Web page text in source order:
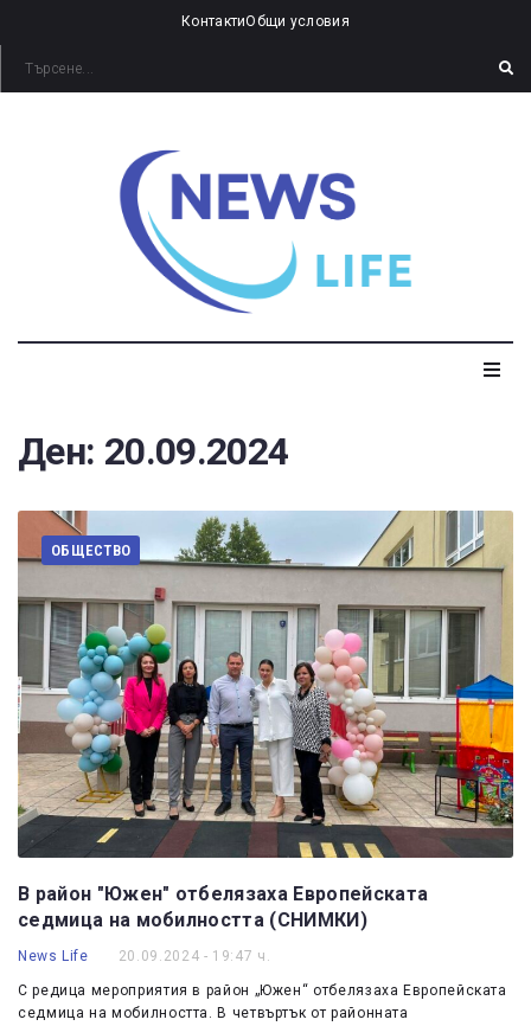
КонтактиОбщи условия
Ден: 20.09.2024
ОБЩЕСТВО
В район "Южен" отбелязаха Европейската
седмица на мобилността (СНИМКИ)
News Life 20.09.2024 - 19:47 ч.
С редица мероприятия в район „Южен“ отбелязаха Европейската
седмица на мобилността. В четвъртък от районната